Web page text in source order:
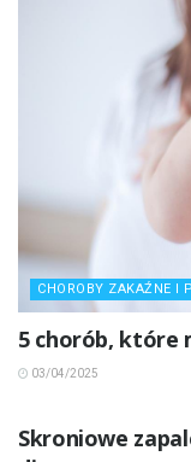
CHOROBY ZAKAŹNE I
5 chorób, które
03/04/2025
Skroniowe